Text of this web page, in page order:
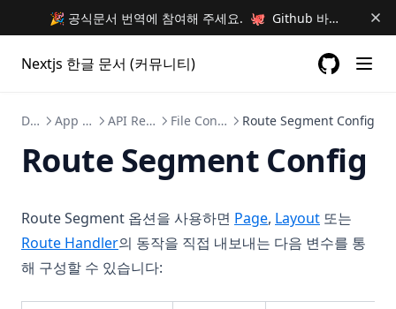
🎉 공식문서 번역에 참여해 주세요. 🐙 Github 바로가기 🐙
Nextjs 한글 문서 (커뮤니티)
Docs App Router API Reference File Conventions Route Segment Config
Route Segment Config
Route Segment 옵션을 사용하면 Page, Layout 또는
Route Handler의 동작을 직접 내보내는 다음 변수를 통
해 구성할 수 있습니다: